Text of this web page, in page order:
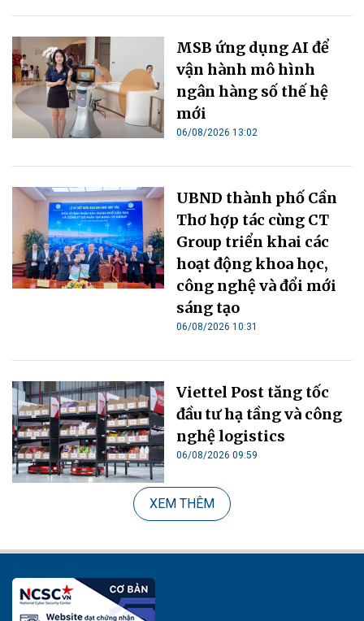
MSB ứng dụng AI để
vận hành mô hình
ngân hàng số thế hệ
mới
06/08/2026 13:02
UBND thành phố Cần
Thơ hợp tác cùng CT
Group triển khai các
hoạt động khoa học,
công nghệ và đổi mới
sáng tạo
06/08/2026 10:31
Viettel Post tăng tốc
đầu tư hạ tầng và công
nghệ logistics
06/08/2026 09:59
XEM THÊM